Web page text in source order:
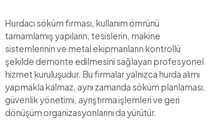
Hurdacı söküm firması, kullanım ömrünü
tamamlamış yapıların, tesislerin, makine
sistemlerinin ve metal ekipmanların kontrollü
şekilde demonte edilmesini sağlayan profesyonel
hizmet kuruluşudur. Bu firmalar yalnızca hurda alımı
yapmakla kalmaz, aynı zamanda söküm planlaması,
güvenlik yönetimi, ayrıştırma işlemleri ve geri
dönüşüm organizasyonlarını da yürütür.